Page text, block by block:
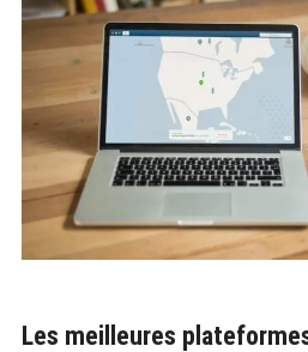
Les meilleures